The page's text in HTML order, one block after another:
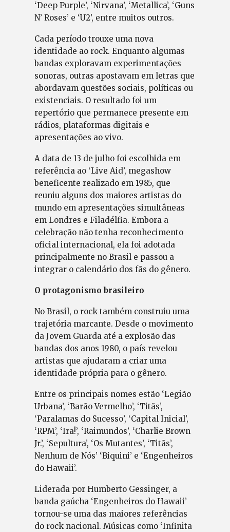
‘Deep Purple’, ‘Nirvana’, ‘Metallica’, ‘Guns
N’ Roses’ e ‘U2’, entre muitos outros.
Cada período trouxe uma nova
identidade ao rock. Enquanto algumas
bandas exploravam experimentações
sonoras, outras apostavam em letras que
abordavam questões sociais, políticas ou
existenciais. O resultado foi um
repertório que permanece presente em
rádios, plataformas digitais e
apresentações ao vivo.
A data de 13 de julho foi escolhida em
referência ao ‘Live Aid’, megashow
beneficente realizado em 1985, que
reuniu alguns dos maiores artistas do
mundo em apresentações simultâneas
em Londres e Filadélfia. Embora a
celebração não tenha reconhecimento
oficial internacional, ela foi adotada
principalmente no Brasil e passou a
integrar o calendário dos fãs do gênero.
O protagonismo brasileiro
No Brasil, o rock também construiu uma
trajetória marcante. Desde o movimento
da Jovem Guarda até a explosão das
bandas dos anos 1980, o país revelou
artistas que ajudaram a criar uma
identidade própria para o gênero.
Entre os principais nomes estão ‘Legião
Urbana’, ‘Barão Vermelho’, ‘Titãs’,
‘Paralamas do Sucesso’, ‘Capital Inicial’,
‘RPM’, ‘Ira!’, ‘Raimundos’, ‘Charlie Brown
Jr.’, ‘Sepultura’, ‘Os Mutantes’, ‘Titãs’,
Nenhum de Nós’ ‘Biquini’ e ‘Engenheiros
do Hawaii’.
Liderada por Humberto Gessinger, a
banda gaúcha ‘Engenheiros do Hawaii’
tornou-se uma das maiores referências
do rock nacional. Músicas como ‘Infinita